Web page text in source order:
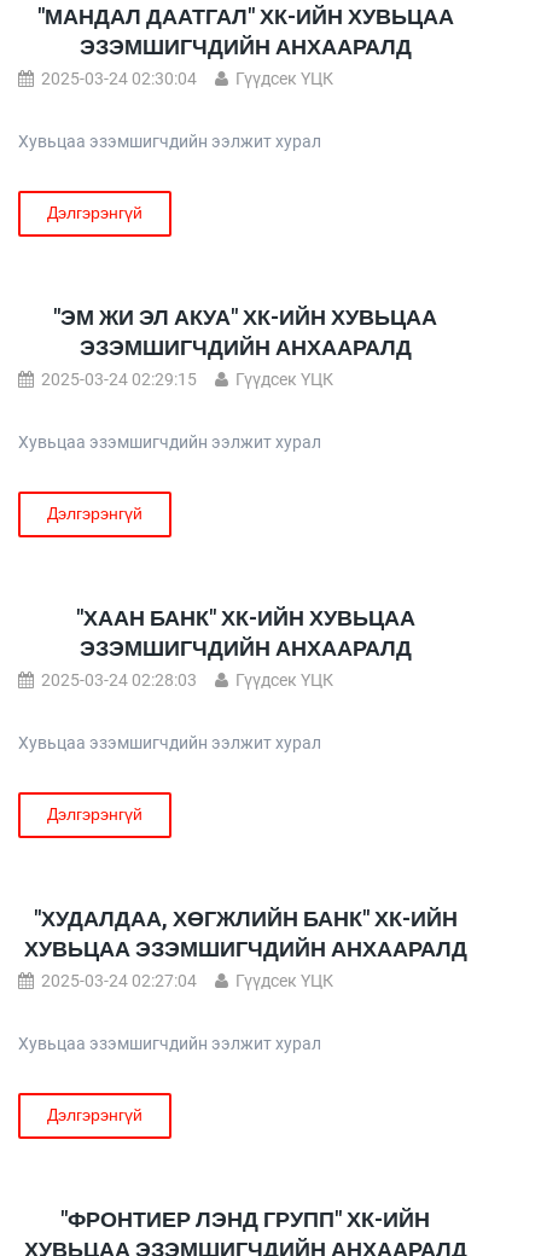
"МАНДАЛ ДААТГАЛ" ХК-ИЙН ХУВЬЦАА
ЭЗЭМШИГЧДИЙН АНХААРАЛД
2025-03-24 02:30:04 Гүүдсек ҮЦК
Хувьцаа эзэмшигчдийн ээлжит хурал
Дэлгэрэнгүй
"ЭМ ЖИ ЭЛ АКУА" ХК-ИЙН ХУВЬЦАА
ЭЗЭМШИГЧДИЙН АНХААРАЛД
2025-03-24 02:29:15 Гүүдсек ҮЦК
Хувьцаа эзэмшигчдийн ээлжит хурал
Дэлгэрэнгүй
"ХААН БАНК" ХК-ИЙН ХУВЬЦАА
ЭЗЭМШИГЧДИЙН АНХААРАЛД
2025-03-24 02:28:03 Гүүдсек ҮЦК
Хувьцаа эзэмшигчдийн ээлжит хурал
Дэлгэрэнгүй
"ХУДАЛДАА, ХӨГЖЛИЙН БАНК" ХК-ИЙН
ХУВЬЦАА ЭЗЭМШИГЧДИЙН АНХААРАЛД
2025-03-24 02:27:04 Гүүдсек ҮЦК
Хувьцаа эзэмшигчдийн ээлжит хурал
Дэлгэрэнгүй
"ФРОНТИЕР ЛЭНД ГРУПП" ХК-ИЙН